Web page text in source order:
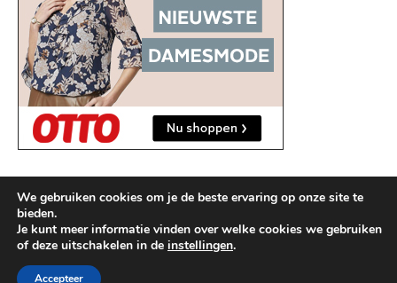
2026 © kleding-online.com
We gebruiken cookies om je de beste ervaring op onze site te
bieden.
Je kunt meer informatie vinden over welke cookies we gebruiken
of deze uitschakelen in de instellingen.
Accepteer